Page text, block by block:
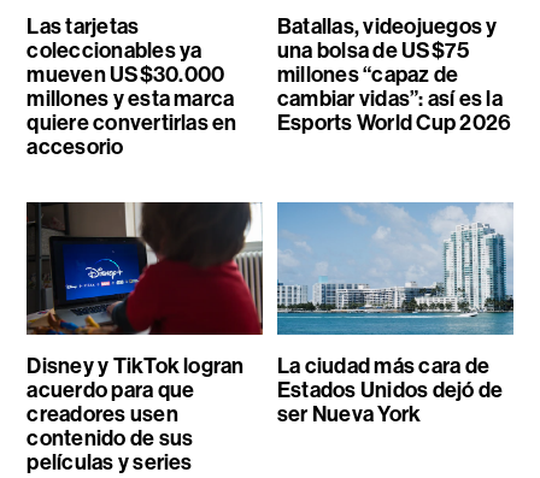
Las tarjetas
coleccionables ya
mueven US$30.000
millones y esta marca
quiere convertirlas en
accesorio
Batallas, videojuegos y
una bolsa de US$75
millones “capaz de
cambiar vidas”: así es la
Esports World Cup 2026
Disney y TikTok logran
acuerdo para que
creadores usen
contenido de sus
películas y series
La ciudad más cara de
Estados Unidos dejó de
ser Nueva York